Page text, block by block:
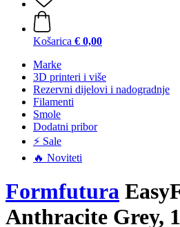
Košarica € 0,00
Marke
3D printeri i više
Rezervni dijelovi i nadogradnje
Filamenti
Smole
Dodatni pribor
⚡ Sale
🔥 Noviteti
Formfutura
Anthracite Grey,